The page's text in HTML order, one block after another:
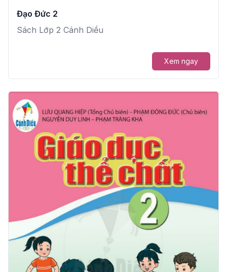
Đạo Đức 2
Sách Lớp 2 Cánh Diều
Xem ngay